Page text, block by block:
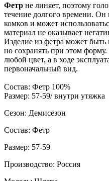
Фетр не линяет, поэтому
течение долгого времени. Он
комков и может
материал не оказывает
Изделие из фетра может
но сохранять при этом
любой цвет, а в ходе
первоначальный вид.
Состав: Фетр 100%
Размер: 57-59/ внутри утяжка
Сезон: Демисезон
Состав: Фетр
Размер: 57-59
Производство: Россия